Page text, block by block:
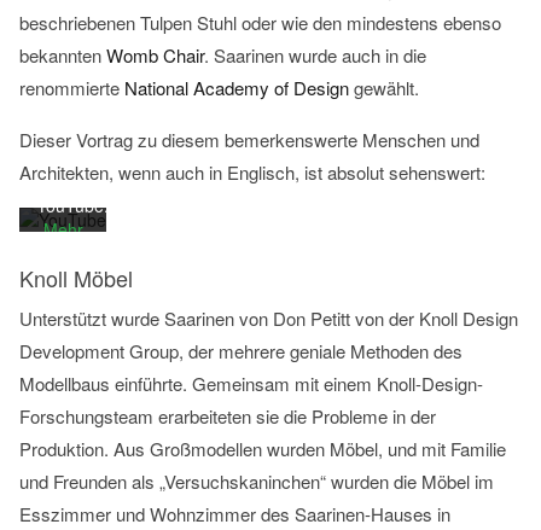
beschriebenen Tulpen Stuhl oder wie den mindestens ebenso
bekanntenWomb Chair. Saarinen wurde auch in die
renommierte National Academy of Designgewählt.
Dieser Vortrag zu diesem bemerkenswerte Menschen und
Architekten, wenn auch in Englisch, ist absolut sehenswert:
dem
Laden
des
Videos
Sie die
Datenschutzerklärung
von
YouTube.
Mehr
laden
immer
entsperren
Knoll Möbel
Unterstützt wurde Saarinen von Don Petitt von der Knoll Design
Development Group, der mehrere geniale Methoden des
Modellbaus einführte. Gemeinsam mit einem Knoll-Design-
Forschungsteam erarbeiteten sie die Probleme in der
Produktion. Aus Großmodellen wurden Möbel, und mit Familie
und Freunden als „Versuchskaninchen“ wurden die Möbel im
Esszimmer und Wohnzimmer des Saarinen-Hauses in